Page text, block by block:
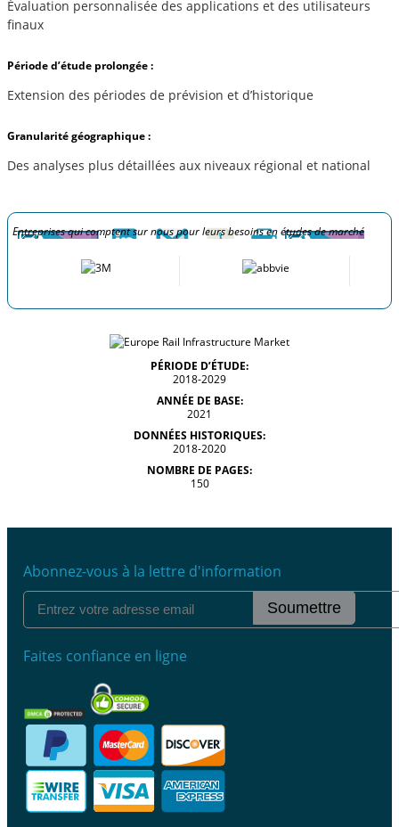
Évaluation personnalisée des applications et des utilisateurs
finaux
Période d’étude prolongée :
Extension des périodes de prévision et d’historique
Granularité géographique :
Des analyses plus détaillées aux niveaux régional et national
Entreprises qui comptent sur nous pour leurs besoins en études de marché
PÉRIODE D’ÉTUDE:
2018-2029
ANNÉE DE BASE:
2021
DONNÉES HISTORIQUES:
2018-2020
NOMBRE DE PAGES:
150
Abonnez-vous à la lettre d'information
Soumettre
Faites confiance en ligne